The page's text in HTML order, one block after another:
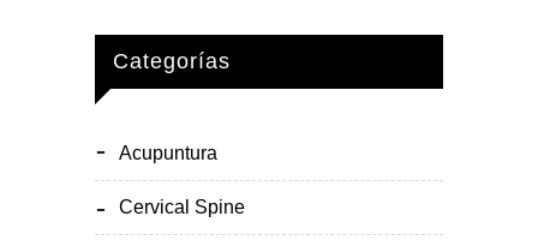
Categorías
Acupuntura
Cervical Spine